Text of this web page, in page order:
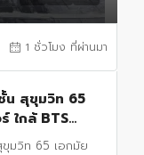
1 ชั่วโมง ที่ผ่านมา
ชั้น สุขุมวิท 65
ใกล้ BTS
ขุมวิท 65 เอกมัย